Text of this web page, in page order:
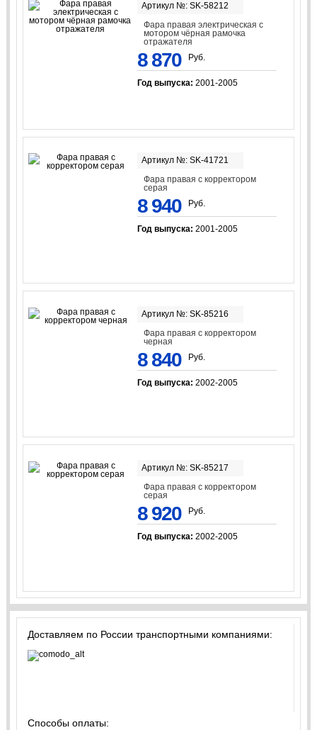
Артикул №: SK-58212
Фара правая электрическая с
мотором чёрная рамочка
отражателя
8 870 Руб.
Год выпуска: 2001-2005
Артикул №: SK-41721
Фара правая с корректором
серая
8 940 Руб.
Год выпуска: 2001-2005
Артикул №: SK-85216
Фара правая с корректором
черная
8 840 Руб.
Год выпуска: 2002-2005
Артикул №: SK-85217
Фара правая с корректором
серая
8 920 Руб.
Год выпуска: 2002-2005
Доставляем по России транспортными компаниями:
Способы оплаты: